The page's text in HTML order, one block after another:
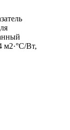
м2·°C/Вт,